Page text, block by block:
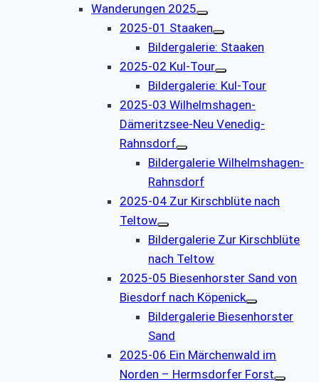
Wanderungen 2025
2025-01 Staaken
Bildergalerie: Staaken
2025-02 Kul-Tour
Bildergalerie: Kul-Tour
2025-03 Wilhelmshagen-
Dämeritzsee-Neu Venedig-
Rahnsdorf
Bildergalerie Wilhelmshagen-
Rahnsdorf
2025-04 Zur Kirschblüte nach
Teltow
Bildergalerie Zur Kirschblüte
nach Teltow
2025-05 Biesenhorster Sand von
Biesdorf nach Köpenick
Bildergalerie Biesenhorster
Sand
2025-06 Ein Märchenwald im
Norden – Hermsdorfer Forst